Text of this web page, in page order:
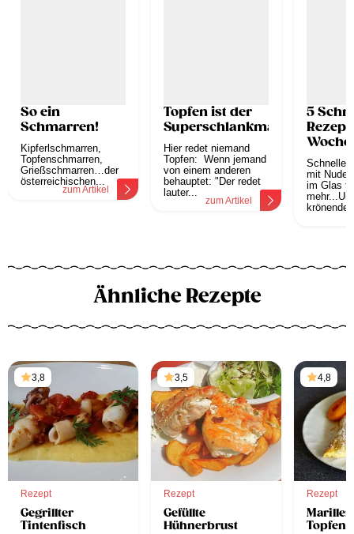
So ein
Schmarren!
Kipferlschmarren,
Topfenschmarren,
Grießschmarren…der
österreichischen...
zum Artikel
Topfen ist der
Superschlankmacher!
Hier redet niemand
Topfen: Wenn jemand
von einem anderen
behauptet: "Der redet
lauter...
zum Artikel
5
retten
eine
Sünde!
Schnelle
mit
im Glas
Ähnliche Rezepte
3,8
Rezept
Gegrillter
Tintenfisch
3,5
Rezept
Gefüllte
Hühnerbrust
4,8
Rezept